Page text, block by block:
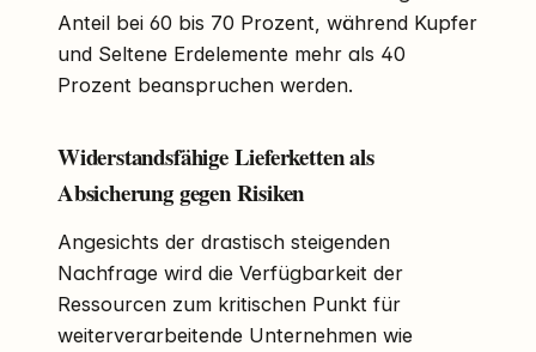
Anteil bei 60 bis 70 Prozent, während Kupfer
und Seltene Erdelemente mehr als 40
Prozent beanspruchen werden.
Widerstandsfähige Lieferketten als
Absicherung gegen Risiken
Angesichts der drastisch steigenden
Nachfrage wird die Verfügbarkeit der
Ressourcen zum kritischen Punkt für
weiterverarbeitende Unternehmen wie